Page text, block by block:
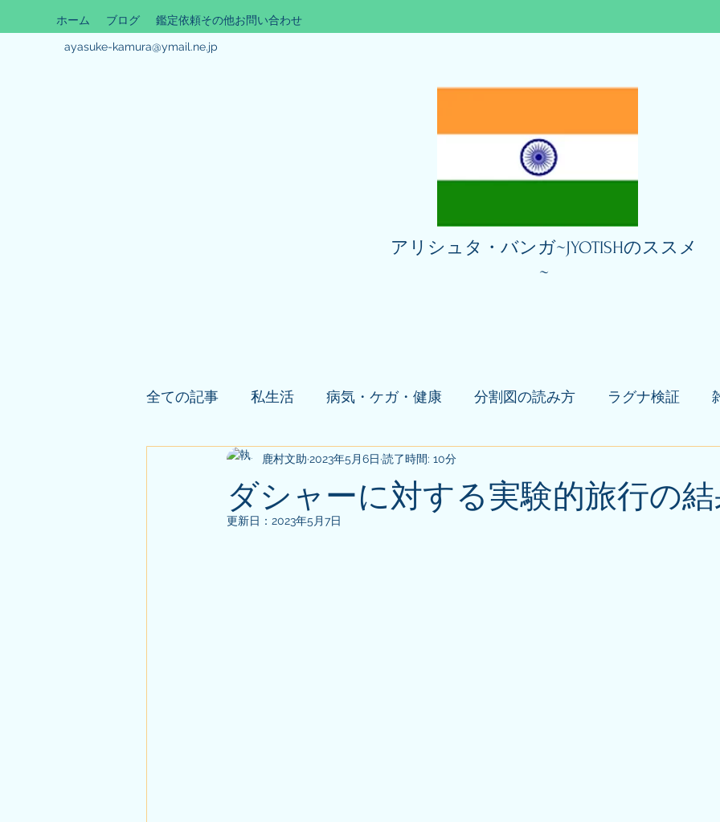
ホーム ブログ 鑑定依頼その他お問い合わせ
ayasuke-kamura@ymail.ne.jp
アリシュタ・バンガ~JYOTISHのススメ
~
全ての記事 私生活 病気・ケガ・健康 分割図の読み方 ラグナ検証
依頼者様の公開鑑定 その他(告知等)
ダシャーに対する実験的旅行の
鹿村文助 2023年5月6日 読了時間: 10分
更新日： 2023年5月7日